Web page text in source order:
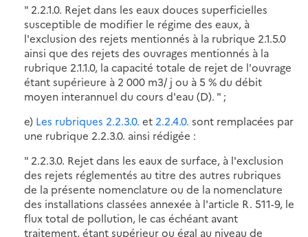
" 2.2.1.0. Rejet dans les eaux douces superficielles
susceptible de modifier le régime des eaux, à
l'exclusion des rejets mentionnés à la rubrique 2.1.5.0
ainsi que des rejets des ouvrages mentionnés à la
rubrique 2.1.1.0, la capacité totale de rejet de l'ouvrage
étant supérieure à 2 000 m3/ j ou à 5 % du débit
moyen interannuel du cours d'eau (D). " ;
e) Les rubriques 2.2.3.0. et 2.2.4.0. sont remplacées par
une rubrique 2.2.3.0. ainsi rédigée :
" 2.2.3.0. Rejet dans les eaux de surface, à l'exclusion
des rejets réglementés au titre des autres rubriques
de la présente nomenclature ou de la nomenclature
des installations classées annexée à l'article R. 511-9, le
flux total de pollution, le cas échéant avant
traitement, étant supérieur ou égal au niveau de